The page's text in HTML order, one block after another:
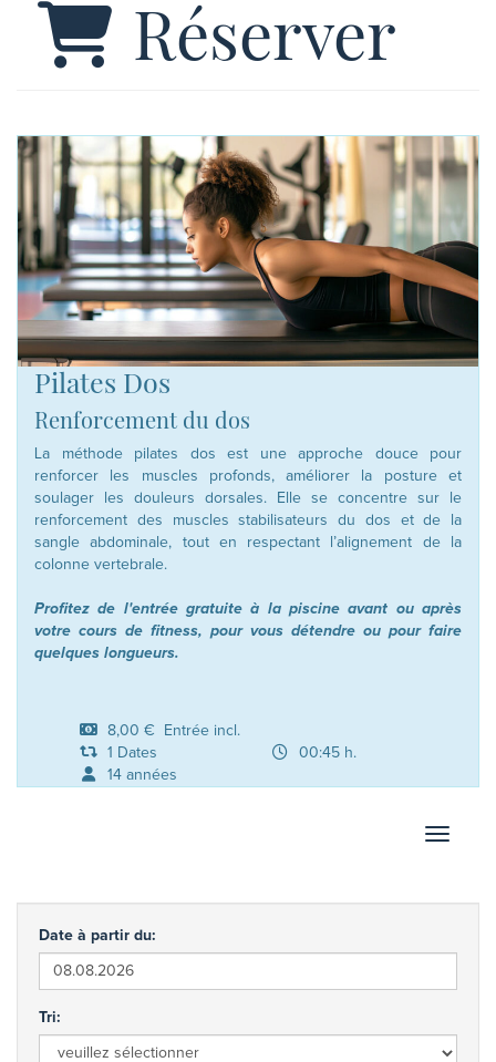
Réserver
Pilates Dos
Renforcement du dos
La méthode pilates dos est une approche douce pour
renforcer les muscles profonds, améliorer la posture et
soulager les douleurs dorsales. Elle se concentre sur le
renforcement des muscles stabilisateurs du dos et de la
sangle abdominale, tout en respectant l’alignement de la
colonne vertebrale.
Profitez de l'entrée gratuite à la piscine avant ou après
votre cours de fitness, pour vous détendre ou pour faire
quelques longueurs.
8,00 € Entrée incl.
1 Dates
00:45 h.
14 années
Date à partir du:
Tri: